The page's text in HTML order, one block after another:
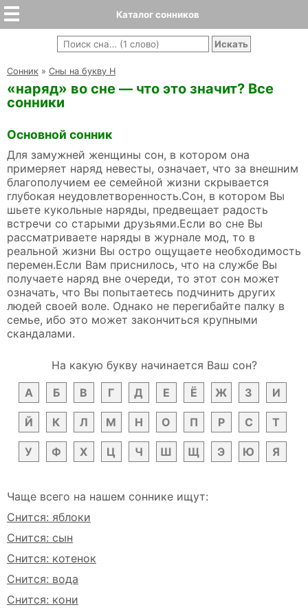
Каталог сонников
Cонник » Сны на букву Н
«наряд» во сне — что это значит? Все
сонники
Основной сонник
Для замужней женщины сон, в котором она
примеряет наряд невесты, означает, что за внешним
благополучием ее семейной жизни скрывается
глубокая неудовлетворенность.Сон, в котором Вы
шьете кукольные наряды, предвещает радость
встречи со старыми друзьями.Если во сне Вы
рассматриваете наряды в журнале мод, то в
реальной жизни Вы остро ощущаете необходимость
перемен.Если Вам приснилось, что на службе Вы
получаете наряд вне очереди, то этот сон может
означать, что Вы попытаетесь подчинить других
людей своей воле. Однако не перегибайте палку в
семье, ибо это может закончиться крупными
скандалами.
На какую букву начинается Ваш сон?
А
Б В Г Д Е Ё Ж З И
Й К Л М Н О П Р С Т
У Ф Х Ц Ч Ш Щ Э Ю Я
Чаще всего на нашем соннике ищут:
Снится: яблоки
Снится: сын
Снится: котенок
Снится: вода
Снится: кони